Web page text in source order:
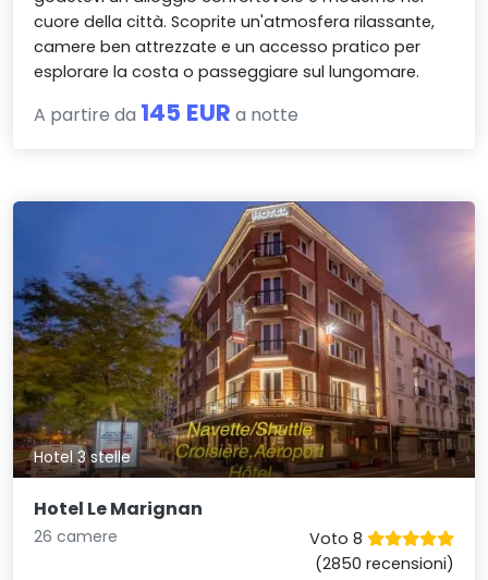
cuore della città. Scoprite un'atmosfera rilassante,
camere ben attrezzate e un accesso pratico per
esplorare la costa o passeggiare sul lungomare.
A partire da 145 EUR a notte
Hotel 3 stelle
Hotel Le Marignan
26 camere
Voto 8
(2850 recensioni)